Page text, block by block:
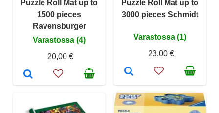
Puzzle Roll Mat up to
1500 pieces
Ravensburger
Varastossa (4)
20,00 €
Puzzle Roll Mat up to
3000 pieces Schmidt
Varastossa (1)
23,00 €